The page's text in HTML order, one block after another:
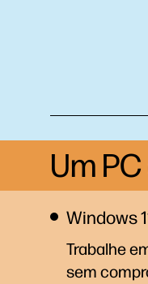
Um
Windows
Trabalhe
sem